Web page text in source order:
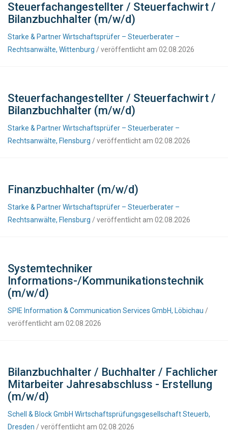
Steuerfachangestellter / Steuerfachwirt /
Bilanzbuchhalter (m/w/d)
Starke & Partner Wirtschaftsprüfer – Steuerberater –
Rechtsanwälte, Wittenburg / veröffentlicht am 02.08.2026
Steuerfachangestellter / Steuerfachwirt /
Bilanzbuchhalter (m/w/d)
Starke & Partner Wirtschaftsprüfer – Steuerberater –
Rechtsanwälte, Flensburg / veröffentlicht am 02.08.2026
Finanzbuchhalter (m/w/d)
Starke & Partner Wirtschaftsprüfer – Steuerberater –
Rechtsanwälte, Flensburg / veröffentlicht am 02.08.2026
Systemtechniker
Informations-/Kommunikationstechnik
(m/w/d)
SPIE Information & Communication Services GmbH, Löbichau /
veröffentlicht am 02.08.2026
Bilanzbuchhalter / Buchhalter / Fachlicher
Mitarbeiter Jahresabschluss - Erstellung
(m/w/d)
Schell & Block GmbH Wirtschaftsprüfungsgesellschaft Steuerb,
Dresden / veröffentlicht am 02.08.2026